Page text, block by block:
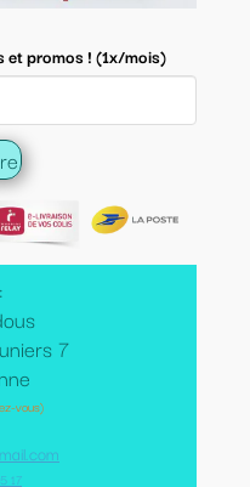
7
vous)
17
et promos ! (1x/mois)